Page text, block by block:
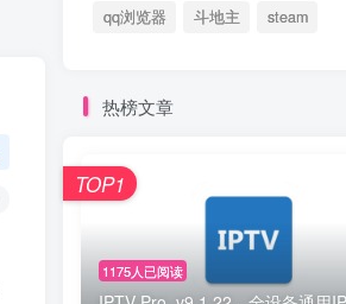
qq浏览器
斗地主 steam
热榜文章
1175人已阅读
TOP1